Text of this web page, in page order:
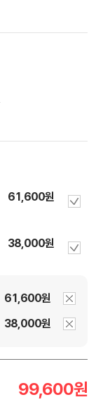
61,600원
38,000원
61,600원
38,000원
99,600원